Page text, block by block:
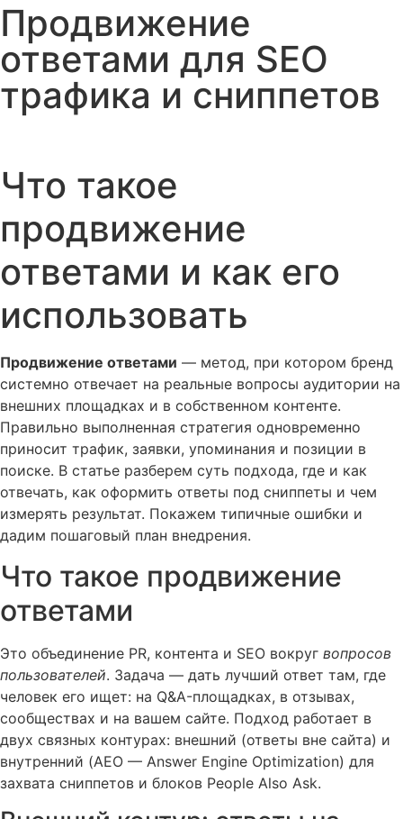
Продвижение
ответами для SEO
трафика и сниппетов
Что такое
продвижение
ответами и как его
использовать
Продвижение ответами — метод, при котором бренд
системно отвечает на реальные вопросы аудитории на
внешних площадках и в собственном контенте.
Правильно выполненная стратегия одновременно
приносит трафик, заявки, упоминания и позиции в
поиске. В статье разберем суть подхода, где и как
отвечать, как оформить ответы под сниппеты и чем
измерять результат. Покажем типичные ошибки и
дадим пошаговый план внедрения.
Что такое продвижение
ответами
Это объединение PR, контента и SEO вокруг вопросов
пользователей. Задача — дать лучший ответ там, где
человек его ищет: на Q&A-площадках, в отзывах,
сообществах и на вашем сайте. Подход работает в
двух связных контурах: внешний (ответы вне сайта) и
внутренний (AEO — Answer Engine Optimization) для
захвата сниппетов и блоков People Also Ask.